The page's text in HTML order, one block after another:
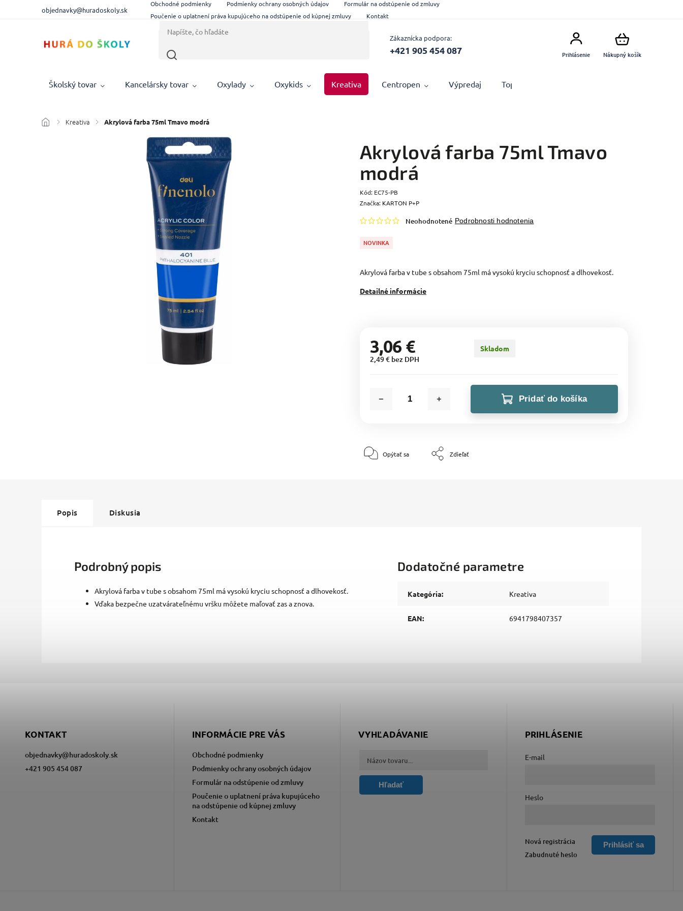
objednavky@huradoskoly.sk
Obchodné podmienky Podmienky ochrany osobných údajov
Formulár na odstúpenie od zmluvy
Poučenie o uplatnení práva kupujúceho na odstúpenie od kúpnej zmluvy
Kontakt
Zákaznícka podpora:
+421 905 454 087 Nákupný košík
Prihlásenie
Školský tovar Kancelársky tovar Oxylady Oxykids Kreativa Centropen Výpredaj Top produkty
/ Kreativa / Akrylová farba 75ml Tmavo modrá
Akrylová farba 75ml Tmavo
modrá
Kód: EC75-PB
NOVINKA
Neohodnotené Podrobnosti hodnotenia
Akrylová farba v tube s obsahom 75ml má vysokú kryciu schopnosť a dlhovekosť.
Detailné informácie
Značka: KARTON P+P
3,06 €
2,49 € bez DPH
Skladom
Pridať do košíka
Opýtať sa Zdieľať
Popis Diskusia
Podrobný popis
Akrylová farba v tube s obsahom 75ml má vysokú kryciu schopnosť a dlhovekosť.
Vďaka bezpečne uzatvárateľnému vršku môžete maľovať zas a znova.
Dodatočné parametre
Kategória: Kreativa
EAN: 6941798407357
KONTAKT
objednavky@huradoskoly.sk
+421 905 454 087
INFORMÁCIE PRE VÁS
Obchodné podmienky
Podmienky ochrany osobných údajov
Formulár na odstúpenie od zmluvy
Poučenie o uplatnení práva kupujúceho
na odstúpenie od kúpnej zmluvy
Kontakt
VYHĽADÁVANIE
Hľadať
PRIHLÁSENIE
E-mail
Heslo
Prihlásiť sa
Nová registrácia
Zabudnuté heslo